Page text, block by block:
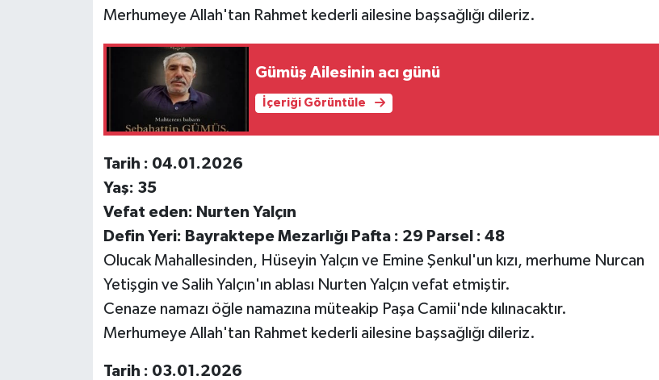
Merhumeye Allah'tan Rahmet kederli ailesine başsağlığı dileriz.
Gümüş Ailesinin acı günü
İçeriği Görüntüle
Tarih : 04.01.2026
Yaş: 35
Vefat eden: Nurten Yalçın
Defin Yeri: Bayraktepe Mezarlığı Pafta : 29 Parsel : 48
Olucak Mahallesinden, Hüseyin Yalçın ve Emine Şenkul'un kızı, merhume Nurcan
Yetişgin ve Salih Yalçın'ın ablası Nurten Yalçın vefat etmiştir.
Cenaze namazı öğle namazına müteakip Paşa Camii'nde kılınacaktır.
Merhumeye Allah'tan Rahmet kederli ailesine başsağlığı dileriz.
Tarih : 03.01.2026